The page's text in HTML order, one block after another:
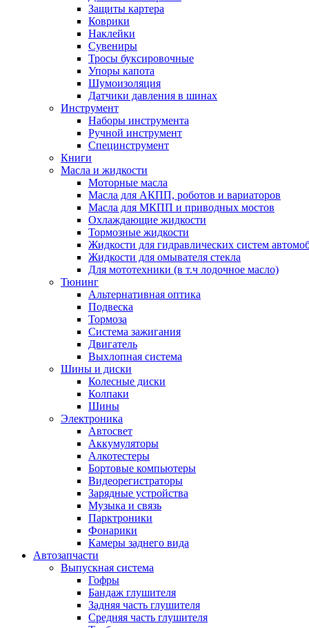
Защиты картера
Коврики
Наклейки
Сувениры
Тросы буксировочные
Упоры капота
Шумоизоляция
Датчики давления в шинах
Инструмент
Наборы инструмента
Ручной инструмент
Специнструмент
Книги
Масла и жидкости
Моторные масла
Масла для АКПП, роботов и вариаторов
Масла для МКПП и приводных мостов
Охлаждающие жидкости
Тормозные жидкости
Жидкости для гидравлических систем
Жидкости для омывателя стекла
Для мототехники (в т.ч лодочное масло)
Тюнинг
Альтернативная оптика
Подвеска
Тормоза
Система зажигания
Двигатель
Выхлопная система
Шины и диски
Колесные диски
Колпаки
Шины
Электроника
Автосвет
Аккумуляторы
Алкотестеры
Бортовые компьютеры
Видеорегистраторы
Зарядные устройства
Музыка и связь
Парктроники
Фонарики
Камеры заднего вида
Автозапчасти
Выпускная система
Гофры
Бандаж глушителя
Задняя часть глушителя
Средняя часть глушителя